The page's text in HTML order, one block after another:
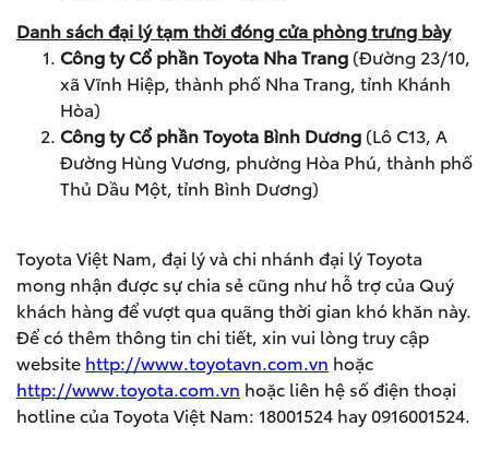
Danh sách đại lý tạm thời đóng cửa phòng trưng bày
Công ty Cổ phần Toyota Nha Trang (Đường 23/10,
xã Vĩnh Hiệp, thành phố Nha Trang, tỉnh Khánh
Hòa)
Công ty Cổ phần Toyota Bình Dương (Lô C13, A
Đường Hùng Vương, phường Hòa Phú, thành phố
Thủ Dầu Một, tỉnh Bình Dương)
Toyota Việt Nam, đại lý và chi nhánh đại lý Toyota
mong nhận được sự chia sẻ cũng như hỗ trợ của Quý
khách hàng để vượt qua quãng thời gian khó khăn này.
Để có thêm thông tin chi tiết, xin vui lòng truy cập
website http://www.toyotavn.com.vn hoặc
http://www.toyota.com.vn hoặc liên hệ số điện thoại
hotline của Toyota Việt Nam: 18001524 hay 0916001524.